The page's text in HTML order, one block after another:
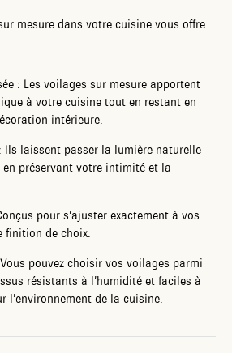
mesure dans votre cuisine vous offre
: Les voilages sur mesure apportent
à votre cuisine tout en restant en
intérieure.
Ils laissent passer la lumière naturelle
préservant votre intimité et la
pour s’ajuster exactement à vos
finition de choix.
pouvez choisir vos voilages parmi
résistants à l’humidité et faciles à
l’environnement de la cuisine.